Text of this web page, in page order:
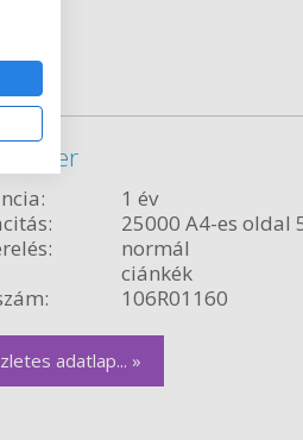
toner
1 év
25000 A4-es oldal
normál
ciánkék
106R01160
adatlap... »